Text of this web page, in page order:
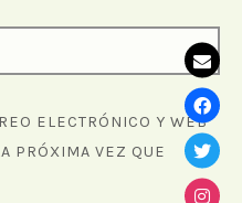
ELECTRÓNICO Y WEB
PRÓXIMA VEZ QUE